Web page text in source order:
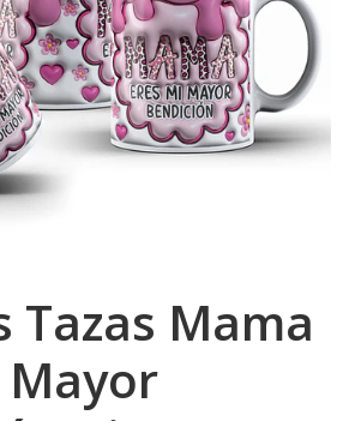
Tazas Mama
Mayor